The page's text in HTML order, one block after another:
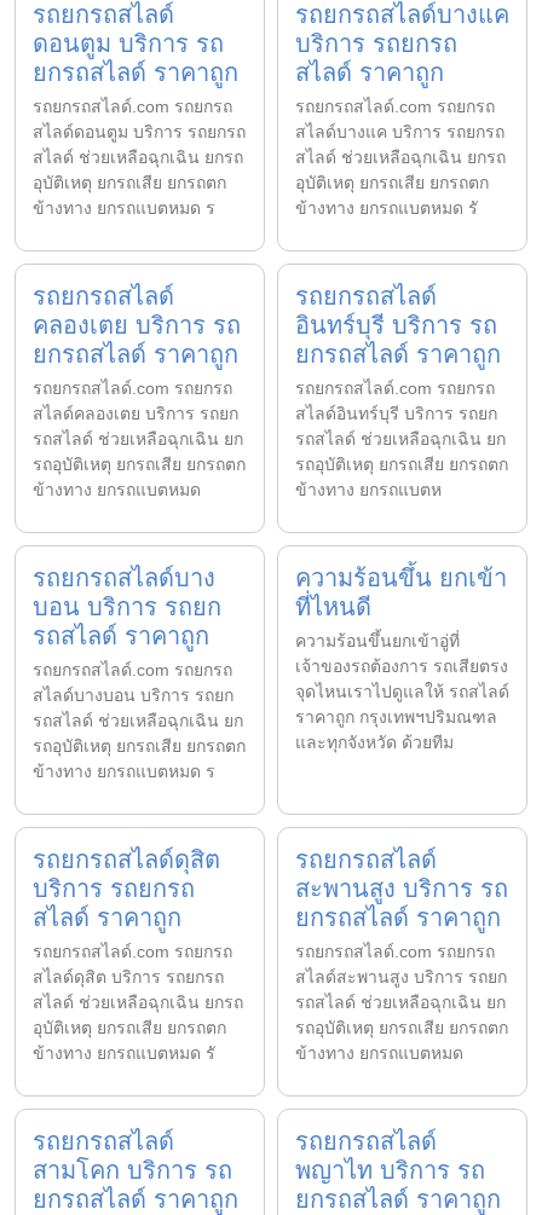
รถยกรถสไลด์
ดอนตูม บริการ รถ
ยกรถสไลด์ ราคาถูก
รถยกรถสไลด์.com รถยกรถ
สไลด์ดอนตูม บริการ รถยกรถ
สไลด์ ช่วยเหลือฉุกเฉิน ยกรถ
อุบัติเหตุ ยกรถเสีย ยกรถตก
ข้างทาง ยกรถแบตหมด ร
รถยกรถสไลด์บางแค
บริการ รถยกรถ
สไลด์ ราคาถูก
รถยกรถสไลด์.com รถยกรถ
สไลด์บางแค บริการ รถยกรถ
สไลด์ ช่วยเหลือฉุกเฉิน ยกรถ
อุบัติเหตุ ยกรถเสีย ยกรถตก
ข้างทาง ยกรถแบตหมด รั
รถยกรถสไลด์
คลองเตย บริการ รถ
ยกรถสไลด์ ราคาถูก
รถยกรถสไลด์.com รถยกรถ
สไลด์คลองเตย บริการ รถยก
รถสไลด์ ช่วยเหลือฉุกเฉิน ยก
รถอุบัติเหตุ ยกรถเสีย ยกรถตก
ข้างทาง ยกรถแบตหมด
รถยกรถสไลด์
อินทร์บุรี บริการ รถ
ยกรถสไลด์ ราคาถูก
รถยกรถสไลด์.com รถยกรถ
สไลด์อินทร์บุรี บริการ รถยก
รถสไลด์ ช่วยเหลือฉุกเฉิน ยก
รถอุบัติเหตุ ยกรถเสีย ยกรถตก
ข้างทาง ยกรถแบตห
รถยกรถสไลด์บาง
บอน บริการ รถยก
รถสไลด์ ราคาถูก
รถยกรถสไลด์.com รถยกรถ
สไลด์บางบอน บริการ รถยก
รถสไลด์ ช่วยเหลือฉุกเฉิน ยก
รถอุบัติเหตุ ยกรถเสีย ยกรถตก
ข้างทาง ยกรถแบตหมด ร
ความร้อนขึ้น ยกเข้า
ที่ไหนดี
ความร้อนขึ้นยกเข้าอู่ที่
เจ้าของรถต้องการ รถเสียตรง
จุดไหนเราไปดูแลให้ รถสไลด์
ราคาถูก กรุงเทพฯปริมณฑล
และทุกจังหวัด ด้วยทีม
รถยกรถสไลด์ดุสิต
บริการ รถยกรถ
สไลด์ ราคาถูก
รถยกรถสไลด์.com รถยกรถ
สไลด์ดุสิต บริการ รถยกรถ
สไลด์ ช่วยเหลือฉุกเฉิน ยกรถ
อุบัติเหตุ ยกรถเสีย ยกรถตก
ข้างทาง ยกรถแบตหมด รั
รถยกรถสไลด์
สะพานสูง บริการ รถ
ยกรถสไลด์ ราคาถูก
รถยกรถสไลด์.com รถยกรถ
สไลด์สะพานสูง บริการ รถยก
รถสไลด์ ช่วยเหลือฉุกเฉิน ยก
รถอุบัติเหตุ ยกรถเสีย ยกรถตก
ข้างทาง ยกรถแบตหมด
รถยกรถสไลด์
สามโคก บริการ รถ
ยกรถสไลด์ ราคาถูก
รถยกรถสไลด์
พญาไท บริการ รถ
ยกรถสไลด์ ราคาถูก